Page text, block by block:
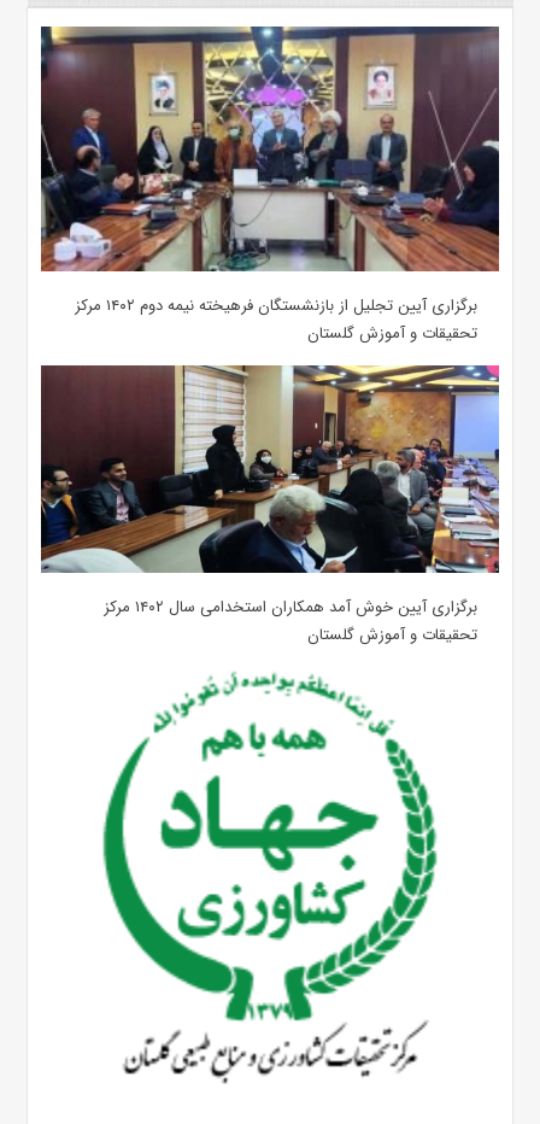
برگزاری آیین تجلیل از بازنشستگان فرهیخته نیمه دوم ۱۴۰۲ مرکز
تحقیقات و آموزش گلستان
برگزاری آیین خوش آمد همکاران استخدامی سال ۱۴۰۲ مرکز
تحقیقات و آموزش گلستان